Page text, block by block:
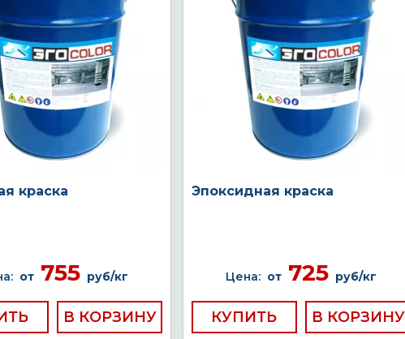
краска
от755 руб/кг
Эпоксидная краска
Цена: от 725 руб/кг
КУПИТЬ